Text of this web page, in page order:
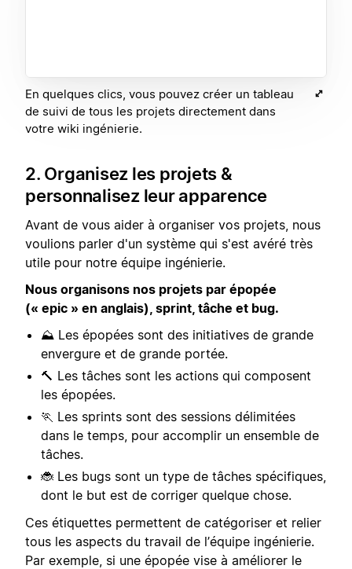
En quelques clics, vous pouvez créer un tableau
de suivi de tous les projets directement dans
votre wiki ingénierie.
2. Organisez les projets &
personnalisez leur apparence
Avant de vous aider à organiser vos projets, nous
voulions parler d'un système qui s'est avéré très
utile pour notre équipe ingénierie.
Nous organisons nos projets par épopée
(« epic » en anglais), sprint, tâche et bug.
⛰️ Les épopées sont des initiatives de grande
envergure et de grande portée.
🔨 Les tâches sont les actions qui composent
les épopées.
🏃 Les sprints sont des sessions délimitées
dans le temps, pour accomplir un ensemble de
tâches.
🐞 Les bugs sont un type de tâches spécifiques,
dont le but est de corriger quelque chose.
Ces étiquettes permettent de catégoriser et relier
tous les aspects du travail de l’équipe ingénierie.
Par exemple, si une épopée vise à améliorer le